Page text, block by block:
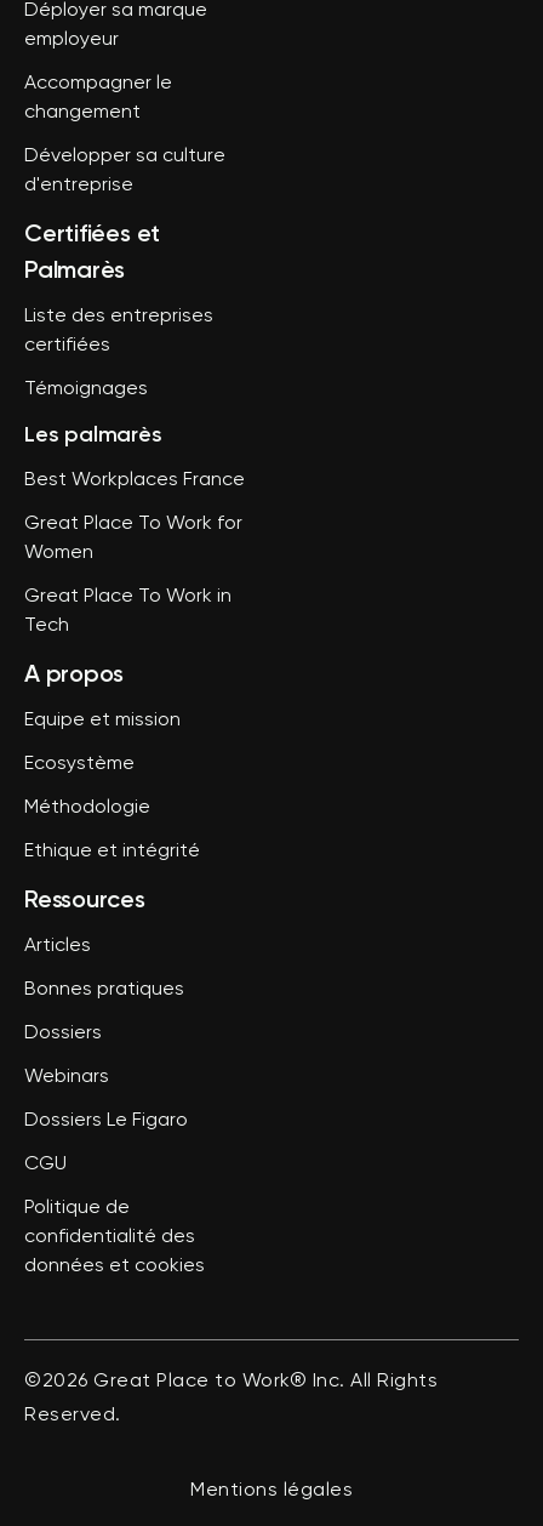
Déployer sa marque
employeur
Accompagner le
changement
Développer sa culture
d'entreprise
Certifiées et
Palmarès
Liste des entreprises
certifiées
Témoignages
Les palmarès
Best Workplaces France
Great Place To Work for
Women
Great Place To Work in
Tech
A propos
Equipe et mission
Ecosystème
Méthodologie
Ethique et intégrité
Ressources
Articles
Bonnes pratiques
Dossiers
Webinars
Dossiers Le Figaro
CGU
Politique de
confidentialité des
données et cookies
©2026 Great Place to Work® Inc. All Rights
Reserved.
Mentions légales